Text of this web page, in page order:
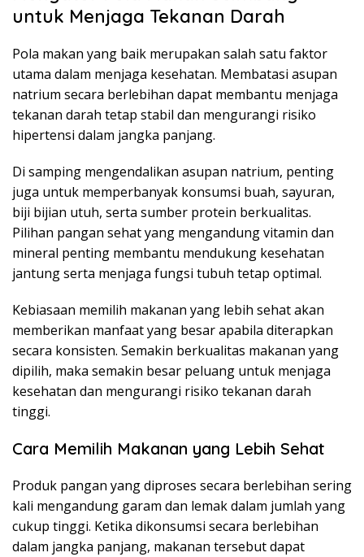
untuk Menjaga Tekanan Darah
Pola makan yang baik merupakan salah satu faktor
utama dalam menjaga kesehatan. Membatasi asupan
natrium secara berlebihan dapat membantu menjaga
tekanan darah tetap stabil dan mengurangi risiko
hipertensi dalam jangka panjang.
Di samping mengendalikan asupan natrium, penting
juga untuk memperbanyak konsumsi buah, sayuran,
biji bijian utuh, serta sumber protein berkualitas.
Pilihan pangan sehat yang mengandung vitamin dan
mineral penting membantu mendukung kesehatan
jantung serta menjaga fungsi tubuh tetap optimal.
Kebiasaan memilih makanan yang lebih sehat akan
memberikan manfaat yang besar apabila diterapkan
secara konsisten. Semakin berkualitas makanan yang
dipilih, maka semakin besar peluang untuk menjaga
kesehatan dan mengurangi risiko tekanan darah
tinggi.
Cara Memilih Makanan yang Lebih Sehat
Produk pangan yang diproses secara berlebihan sering
kali mengandung garam dan lemak dalam jumlah yang
cukup tinggi. Ketika dikonsumsi secara berlebihan
dalam jangka panjang, makanan tersebut dapat